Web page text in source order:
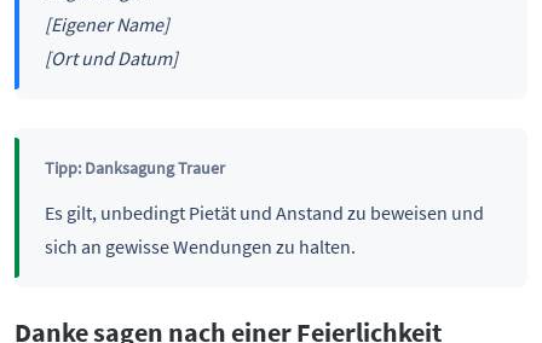
[Eigener Name]
[Ort und Datum]
Tipp: Danksagung Trauer
Es gilt, unbedingt Pietät und Anstand zu beweisen und
sich an gewisse Wendungen zu halten.
Danke sagen nach einer Feierlichkeit